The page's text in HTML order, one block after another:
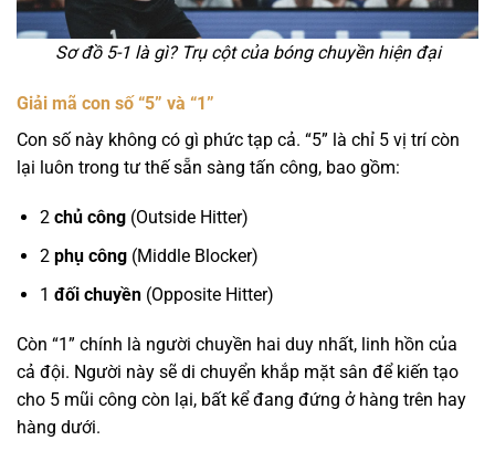
Sơ đồ 5-1 là gì? Trụ cột của bóng chuyền hiện đại
Giải mã con số “5” và “1”
Con số này không có gì phức tạp cả. “5” là chỉ 5 vị trí còn
lại luôn trong tư thế sẵn sàng tấn công, bao gồm:
2 chủ công(Outside Hitter)
2 phụ công(Middle Blocker)
1 đối chuyền(Opposite Hitter)
Còn “1” chính là người chuyền hai duy nhất, linh hồn của
cả đội. Người này sẽ di chuyển khắp mặt sân để kiến tạo
cho 5 mũi công còn lại, bất kể đang đứng ở hàng trên hay
hàng dưới.